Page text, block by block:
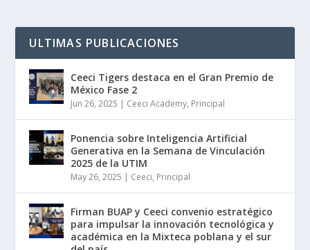
ULTIMAS PUBLICACIONES
Ceeci Tigers destaca en el Gran Premio de
México Fase 2
Jun 26, 2025 | Ceeci Academy, Principal
Ponencia sobre Inteligencia Artificial
Generativa en la Semana de Vinculación
2025 de la UTIM
May 26, 2025 | Ceeci, Principal
Firman BUAP y Ceeci convenio estratégico
para impulsar la innovación tecnológica y
académica en la Mixteca poblana y el sur